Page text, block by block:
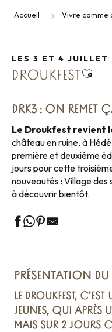
Accueil Vivre comme
LES 3 ET 4
DROUKFEST
DRK3 : ON REMET
Le Droukfest revient
château en ruine, à
première et deuxième
jours pour cette
nouveautés : Village
à découvrir bientôt.
PRÉSENTATION DU
LE DROUKFEST,
JEUNES, QUI APRÈS
MAIS SUR 2 JOURS